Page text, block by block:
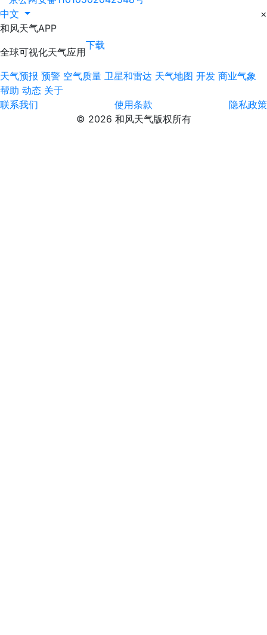
中文
×
和风天气APP
全球可视化天气应用
下载
天气预报 预警 空气质量 卫星和雷达 天气地图 开发 商业气象
帮助 动态 关于
联系我们
使用条款
隐私政策
© 2026 和风天气版权所有